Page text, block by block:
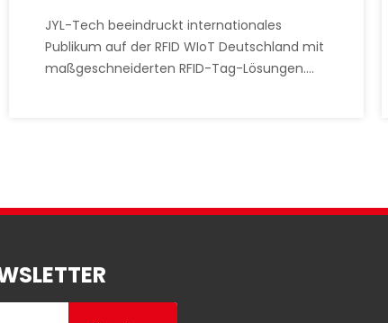
Deutschland mit
maßgeschneiderten RFID-
JYL-Tech beeindruckt internationales
Publikum auf der RFID WIoT Deutschland mit
maßgeschneiderten RFID-Tag-Lösungen.
dy